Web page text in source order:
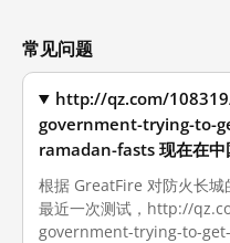
常见问题
http://qz.com/
government-trying-to-
ramadan-fasts 现在在中
根据 GreatFire 对防火长
最近一次测试，http://
government-trying-to-